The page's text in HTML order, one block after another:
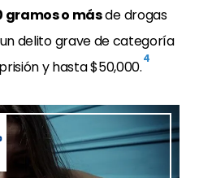
gramos o másde drogas
un delito grave de categoría
y hasta $50,000.4